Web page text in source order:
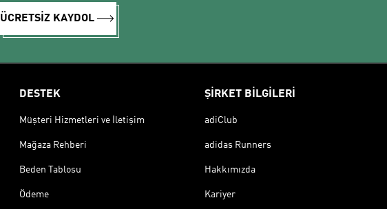
ÜCRETSİZ KAYDOL
DESTEK
Müşteri Hizmetleri ve İletişim
Mağaza Rehberi
Beden Tablosu
Ödeme
ŞİRKET BİLGİLERİ
adiClub
adidas Runners
Hakkımızda
Kariyer